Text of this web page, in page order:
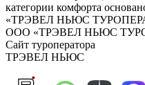
категории комфорта
«ТРЭВЕЛ НЬЮС
ООО «ТРЭВЕЛ НЬЮС
Сайт туроператора
ТРЭВЕЛ НЬЮС